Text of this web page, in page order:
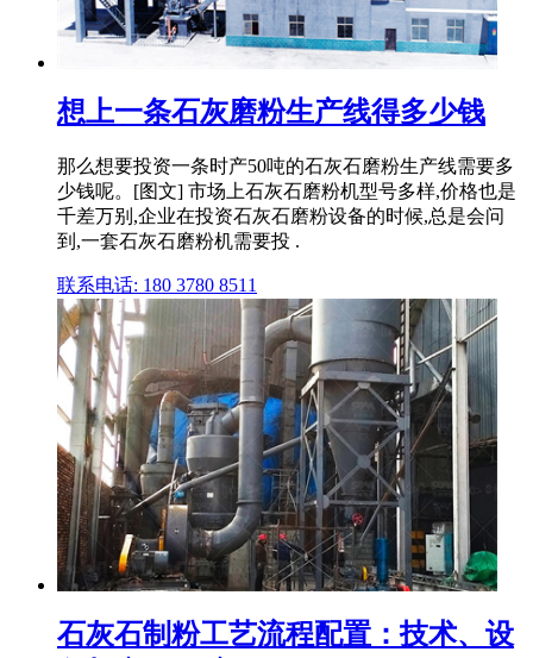
想上一条石灰磨粉生产线得多少钱
那么想要投资一条时产50吨的石灰石磨粉生产线需要多
少钱呢。[图文] 市场上石灰石磨粉机型号多样,价格也是
千差万别,企业在投资石灰石磨粉设备的时候,总是会问
到,一套石灰石磨粉机需要投 .
联系电话: 180 3780 8511
石灰石制粉工艺流程配置：技术、设